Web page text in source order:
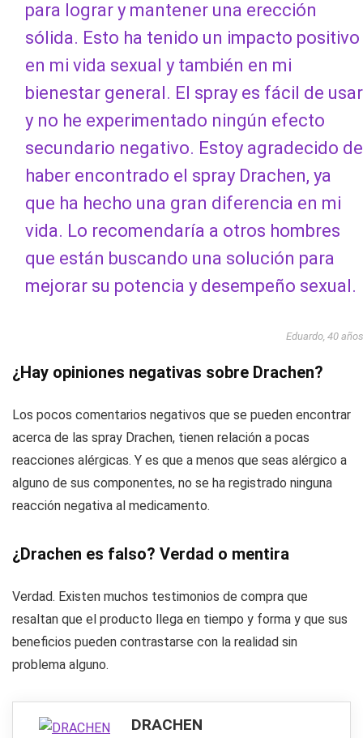
para lograr y mantener una erección
sólida. Esto ha tenido un impacto positivo
en mi vida sexual y también en mi
bienestar general. El spray es fácil de usar
y no he experimentado ningún efecto
secundario negativo. Estoy agradecido de
haber encontrado el spray Drachen, ya
que ha hecho una gran diferencia en mi
vida. Lo recomendaría a otros hombres
que están buscando una solución para
mejorar su potencia y desempeño sexual.
Eduardo, 40 años
¿Hay opiniones negativas sobre Drachen?
Los pocos comentarios negativos que se pueden encontrar
acerca de las spray Drachen, tienen relación a pocas
reacciones alérgicas. Y es que a menos que seas alérgico a
alguno de sus componentes, no se ha registrado ninguna
reacción negativa al medicamento.
¿Drachen es falso? Verdad o mentira
Verdad. Existen muchos testimonios de compra que
resaltan que el producto llega en tiempo y forma y que sus
beneficios pueden contrastarse con la realidad sin
problema alguno.
DRACHEN